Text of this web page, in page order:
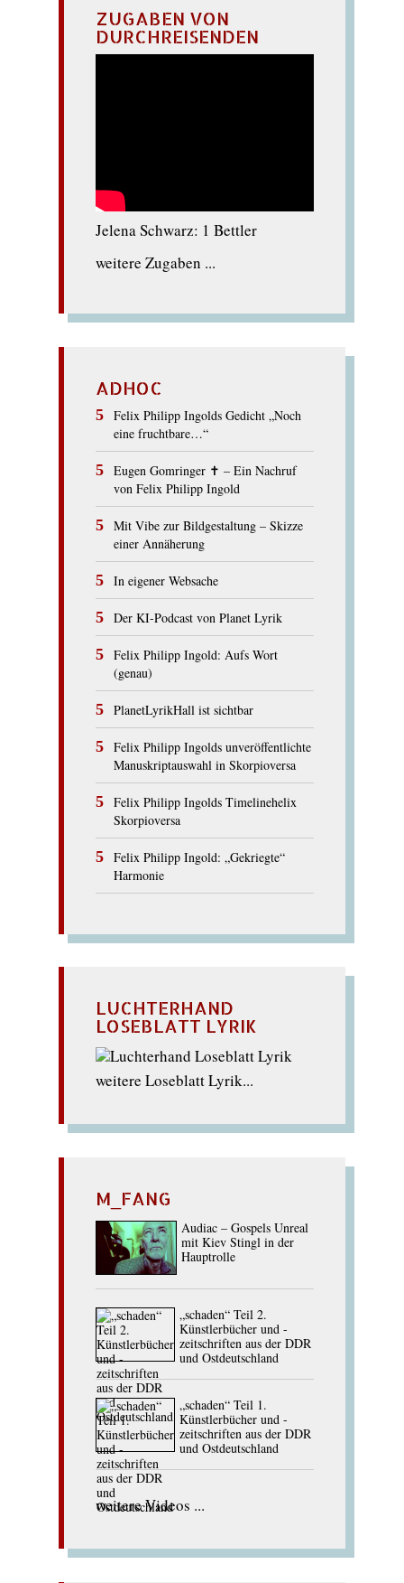
ZUGABEN VON
DURCHREISENDEN
Jelena Schwarz: 1 Bettler
weitere Zugaben ...
ADHOC
Felix Philipp Ingolds Gedicht „Noch
eine fruchtbare…“
Eugen Gomringer ✝︎ – Ein Nachruf
von Felix Philipp Ingold
Mit Vibe zur Bildgestaltung – Skizze
einer Annäherung
In eigener Websache
Der KI-Podcast von Planet Lyrik
Felix Philipp Ingold: Aufs Wort
(genau)
PlanetLyrikHall ist sichtbar
Felix Philipp Ingolds unveröffentlichte
Manuskriptauswahl in Skorpioversa
Felix Philipp Ingolds Timelinehelix
Skorpioversa
Felix Philipp Ingold: „Gekriegte“
Harmonie
LUCHTERHAND
LOSEBLATT LYRIK
weitere Loseblatt Lyrik...
M_FANG
Audiac – Gospels Unreal
mit Kiev Stingl in der
Hauptrolle
„schaden“ Teil 2.
Künstlerbücher und -
zeitschriften aus der DDR
und Ostdeutschland
„schaden“ Teil 1.
Künstlerbücher und -
zeitschriften aus der DDR
und Ostdeutschland
weitere Videos ...